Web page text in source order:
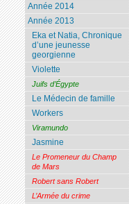
Année 2014
Année 2013
Eka et Natia, Chronique
d’une jeunesse
georgienne
Violette
Juifs d’Égypte
Le Médecin de famille
Workers
Viramundo
Jasmine
Le Promeneur du Champ
de Mars
Robert sans Robert
L’Armée du crime